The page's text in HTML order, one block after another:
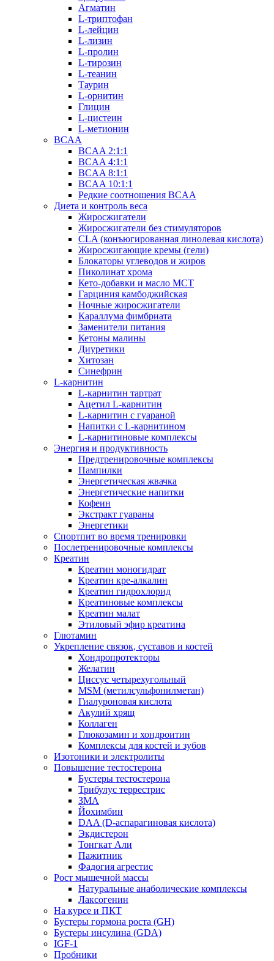
Агматин
L-триптофан
L-лейцин
L-лизин
L-пролин
L-тирозин
L-теанин
Таурин
L-орнитин
Глицин
L-цистеин
L-метионин
BCAA
BCAA 2:1:1
BCAA 4:1:1
BCAA 8:1:1
BCAA 10:1:1
Редкие соотношения BCAA
Диета и контроль веса
Жиросжигатели
Жиросжигатели без стимуляторов
CLA (конъюгированная линолевая кислота)
Жиросжигающие кремы (гели)
Блокаторы углеводов и жиров
Пиколинат хрома
Кето-добавки и масло МСТ
Гарциния камбоджийская
Ночные жиросжигатели
Караллума фимбриата
Заменители питания
Кетоны малины
Диуретики
Хитозан
Синефрин
L-карнитин
L-карнитин тартрат
Ацетил L-карнитин
L-карнитин с гуараной
Напитки c L-карнитином
L-карнитиновые комплексы
Энергия и продуктивность
Предтренировочные комплексы
Пампилки
Энергетическая жвачка
Энергетические напитки
Кофеин
Экстракт гуараны
Энергетики
Спортпит во время тренировки
Послетренировочные комплексы
Креатин
Креатин моногидрат
Креатин кре-алкалин
Креатин гидрохлорид
Креатиновые комплексы
Креатин малат
Этиловый эфир креатина
Глютамин
Укрепление связок, суставов и костей
Хондропротекторы
Желатин
Циссус четырехугольный
MSM (метилсульфонилметан)
Гиалуроновая кислота
Акулий хрящ
Коллаген
Глюкозамин и хондроитин
Комплексы для костей и зубов
Изотоники и электролиты
Повышение тестостерона
Бустеры тестостерона
Трибулус террестрис
ЗМА
Йохимбин
DAA (D-аспарагиновая кислота)
Экдистерон
Тонгкат Али
Пажитник
Фадогия агрестис
Рост мышечной массы
Натуральные анаболические комплексы
Лаксогенин
На курсе и ПКТ
Бустеры гормона роста (GH)
Бустеры инсулина (GDA)
IGF-1
Пробники